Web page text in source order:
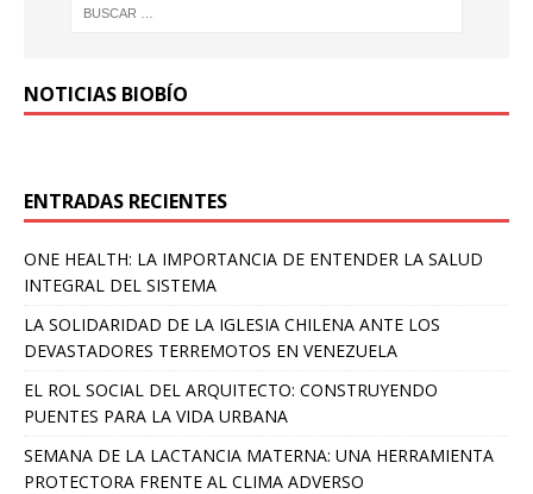
NOTICIAS BIOBÍO
ENTRADAS RECIENTES
ONE HEALTH: LA IMPORTANCIA DE ENTENDER LA SALUD
INTEGRAL DEL SISTEMA
LA SOLIDARIDAD DE LA IGLESIA CHILENA ANTE LOS
DEVASTADORES TERREMOTOS EN VENEZUELA
EL ROL SOCIAL DEL ARQUITECTO: CONSTRUYENDO
PUENTES PARA LA VIDA URBANA
SEMANA DE LA LACTANCIA MATERNA: UNA HERRAMIENTA
PROTECTORA FRENTE AL CLIMA ADVERSO